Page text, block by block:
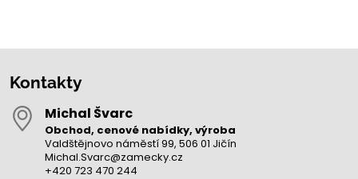
Kontakty
Michal Švarc
Obchod, cenové nabídky, výroba
Valdštějnovo náměstí 99, 506 01 Jičín
Michal.Svarc@zamecky.cz
+420 723 470 244